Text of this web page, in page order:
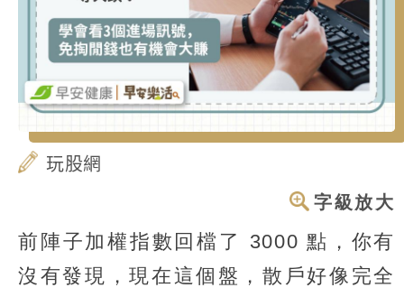
玩股網
字級放大
前陣子加權指數回檔了 3000 點，你有
沒有發現，現在這個盤，散戶好像完全